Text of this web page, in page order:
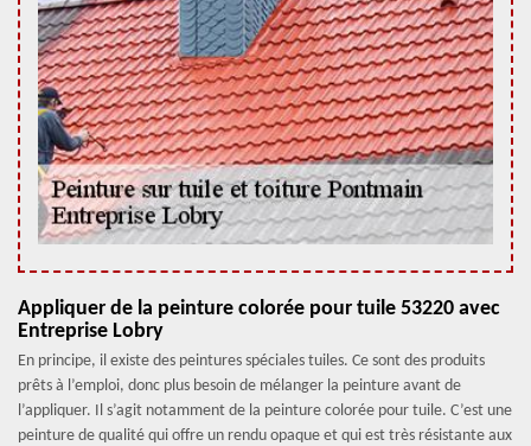
Appliquer de la peinture colorée pour tuile 53220 avec
Entreprise Lobry
En principe, il existe des peintures spéciales tuiles. Ce sont des produits
prêts à l’emploi, donc plus besoin de mélanger la peinture avant de
l’appliquer. Il s’agit notamment de la peinture colorée pour tuile. C’est une
peinture de qualité qui offre un rendu opaque et qui est très résistante aux